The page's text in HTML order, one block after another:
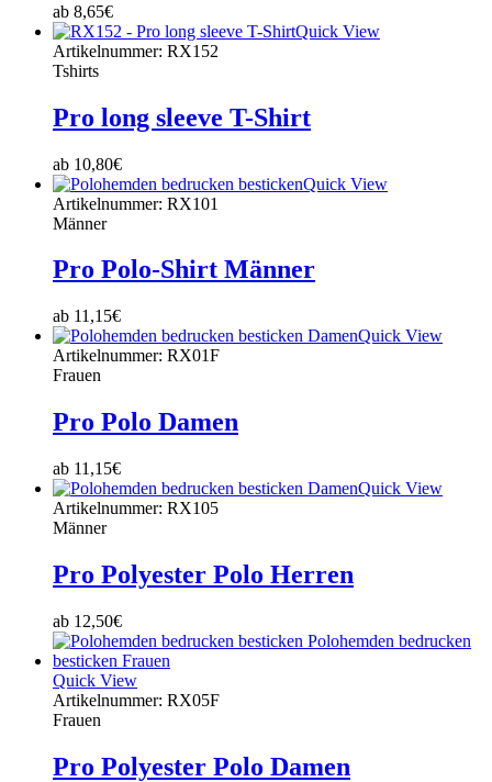
ab 8,65€
Quick View
Artikelnummer: RX152
Tshirts
Pro long sleeve T-Shirt
ab 10,80€
Quick View
Artikelnummer: RX101
Männer
Pro Polo-Shirt Männer
ab 11,15€
Quick View
Artikelnummer: RX01F
Frauen
Pro Polo Damen
ab 11,15€
Quick View
Artikelnummer: RX105
Männer
Pro Polyester Polo Herren
ab 12,50€
Quick View
Artikelnummer: RX05F
Frauen
Pro Polyester Polo Damen